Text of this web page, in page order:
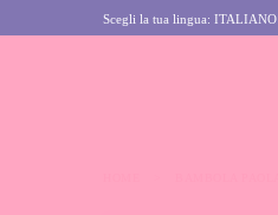
Scegli la tua lingua: ITALIANO